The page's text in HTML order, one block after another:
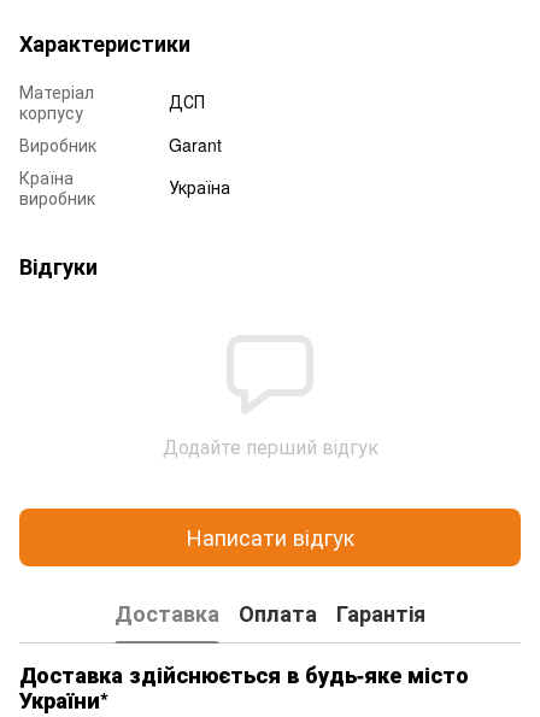
Характеристики
Матеріал
корпусу
ДСП
Виробник
Garant
Країна
виробник
Україна
Відгуки
Додайте перший відгук
Написати відгук
Доставка Оплата
Гарантія
Доставка здійснюється в будь-яке місто
України*